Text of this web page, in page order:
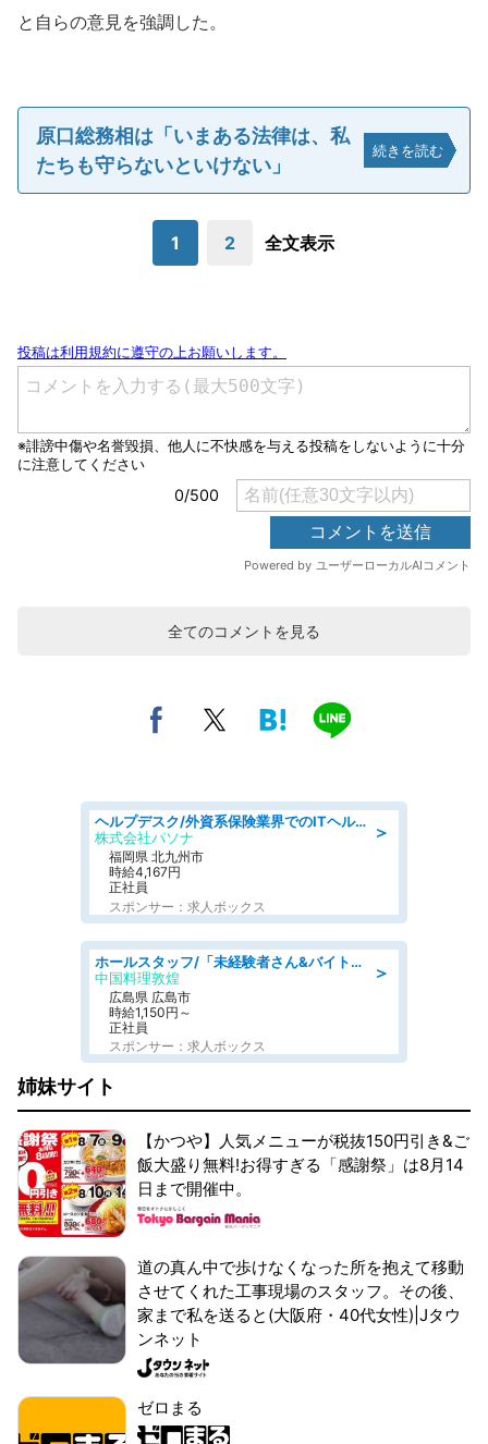
と自らの意見を強調した。
原口総務相は「いまある法律は、私
たちも守らないといけない」
続きを読む
1 2 全文表示
全てのコメントを見る
＞
ヘルプデスク/外資系保険業界でのITヘルプデスク業務/駅近/即日勤務可/ヘルプデスク
株式会社パソナ
福岡県 北九州市
時給4,167円
正社員
スポンサー：求人ボックス
＞
ホールスタッフ/「未経験者さん&バイトデビューも大歓迎」残業ほぼなし×1日3時間〜勤務OK!フォロー体制も充実/広島県/広島市南区
中国料理敦煌
広島県 広島市
時給1,150円～
正社員
スポンサー：求人ボックス
姉妹サイト
【かつや】人気メニューが税抜150円引き&ご
飯大盛り無料!お得すぎる「感謝祭」は8月14
日まで開催中。
道の真ん中で歩けなくなった所を抱えて移動
させてくれた工事現場のスタッフ。その後、
家まで私を送ると(大阪府・40代女性)|Jタウ
ンネット
ゼロまる